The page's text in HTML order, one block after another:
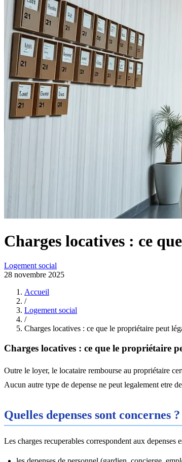
Charges locatives : ce
Logement social
28 novembre 2025
Accueil
/
Logement social
/
Charges locatives : ce que le propriétaire peut
Charges locatives : ce que le propriétaire
Outre le loyer, le locataire rembourse au propriétaire
Aucun autre type de depense ne peut legalement etre
Quelles depenses sont concernes ?
Les charges recuperables correspondent aux